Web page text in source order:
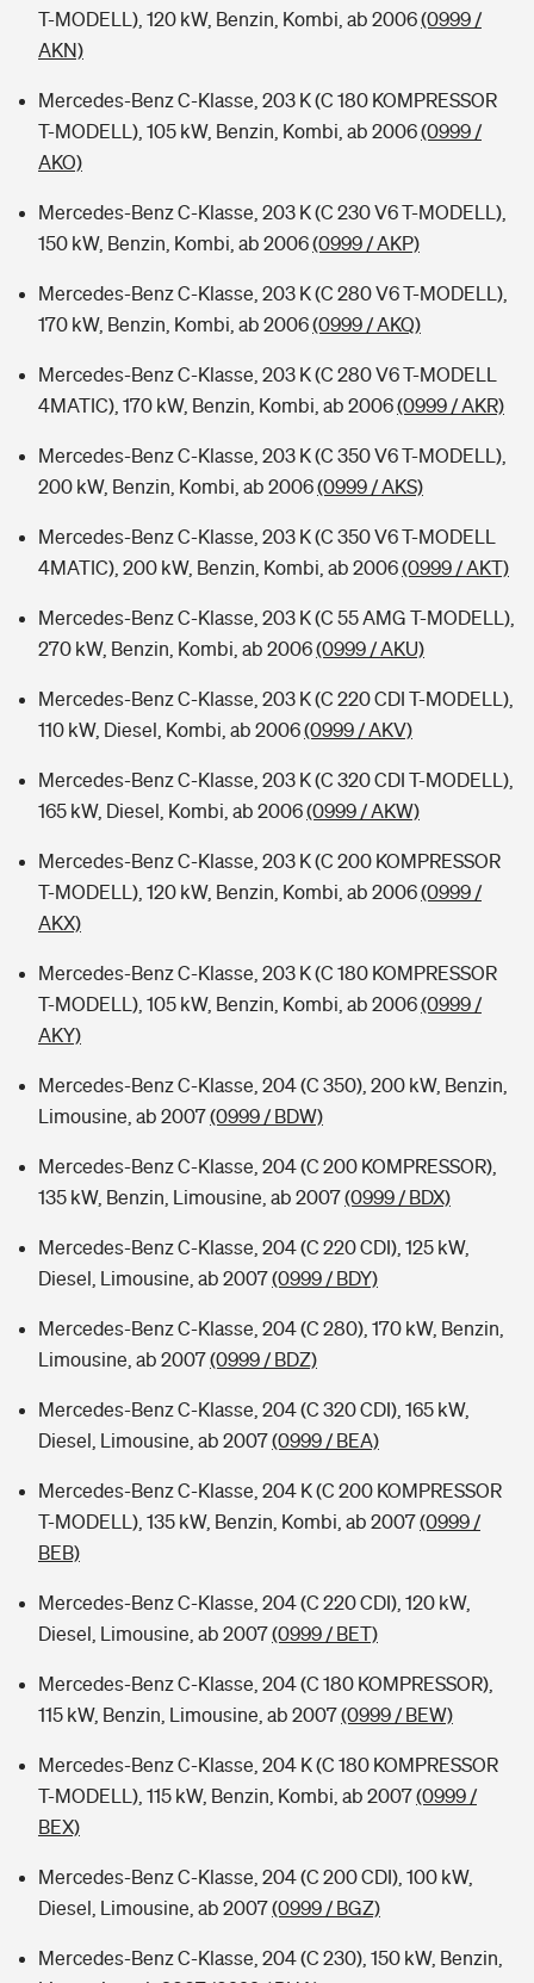
T-MODELL), 120 kW, Benzin, Kombi, ab 2006(0999 /
AKN)
Mercedes-Benz C-Klasse, 203 K (C 180 KOMPRESSOR
T-MODELL), 105 kW, Benzin, Kombi, ab 2006(0999 /
AKO)
Mercedes-Benz C-Klasse, 203 K (C 230 V6 T-MODELL),
150 kW, Benzin, Kombi, ab 2006(0999 / AKP)
Mercedes-Benz C-Klasse, 203 K (C 280 V6 T-MODELL),
170 kW, Benzin, Kombi, ab 2006(0999 / AKQ)
Mercedes-Benz C-Klasse, 203 K (C 280 V6 T-MODELL
4MATIC), 170 kW, Benzin, Kombi, ab 2006(0999 / AKR)
Mercedes-Benz C-Klasse, 203 K (C 350 V6 T-MODELL),
200 kW, Benzin, Kombi, ab 2006(0999 / AKS)
Mercedes-Benz C-Klasse, 203 K (C 350 V6 T-MODELL
4MATIC), 200 kW, Benzin, Kombi, ab 2006(0999 / AKT)
Mercedes-Benz C-Klasse, 203 K (C 55 AMG T-MODELL),
270 kW, Benzin, Kombi, ab 2006(0999 / AKU)
Mercedes-Benz C-Klasse, 203 K (C 220 CDI T-MODELL),
110 kW, Diesel, Kombi, ab 2006(0999 / AKV)
Mercedes-Benz C-Klasse, 203 K (C 320 CDI T-MODELL),
165 kW, Diesel, Kombi, ab 2006(0999 / AKW)
Mercedes-Benz C-Klasse, 203 K (C 200 KOMPRESSOR
T-MODELL), 120 kW, Benzin, Kombi, ab 2006(0999 /
AKX)
Mercedes-Benz C-Klasse, 203 K (C 180 KOMPRESSOR
T-MODELL), 105 kW, Benzin, Kombi, ab 2006(0999 /
AKY)
Mercedes-Benz C-Klasse, 204 (C 350), 200 kW, Benzin,
Limousine, ab 2007(0999 / BDW)
Mercedes-Benz C-Klasse, 204 (C 200 KOMPRESSOR),
135 kW, Benzin, Limousine, ab 2007(0999 / BDX)
Mercedes-Benz C-Klasse, 204 (C 220 CDI), 125 kW,
Diesel, Limousine, ab 2007(0999 / BDY)
Mercedes-Benz C-Klasse, 204 (C 280), 170 kW, Benzin,
Limousine, ab 2007(0999 / BDZ)
Mercedes-Benz C-Klasse, 204 (C 320 CDI), 165 kW,
Diesel, Limousine, ab 2007(0999 / BEA)
Mercedes-Benz C-Klasse, 204 K (C 200 KOMPRESSOR
T-MODELL), 135 kW, Benzin, Kombi, ab 2007(0999 /
BEB)
Mercedes-Benz C-Klasse, 204 (C 220 CDI), 120 kW,
Diesel, Limousine, ab 2007(0999 / BET)
Mercedes-Benz C-Klasse, 204 (C 180 KOMPRESSOR),
115 kW, Benzin, Limousine, ab 2007(0999 / BEW)
Mercedes-Benz C-Klasse, 204 K (C 180 KOMPRESSOR
T-MODELL), 115 kW, Benzin, Kombi, ab 2007(0999 /
BEX)
Mercedes-Benz C-Klasse, 204 (C 200 CDI), 100 kW,
Diesel, Limousine, ab 2007(0999 / BGZ)
Mercedes-Benz C-Klasse, 204 (C 230), 150 kW, Benzin,